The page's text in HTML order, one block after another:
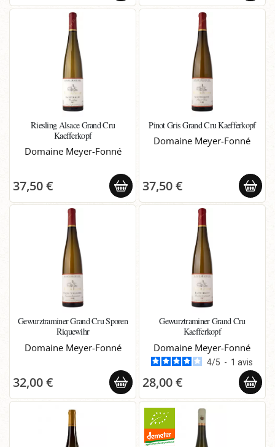
Riesling Alsace Grand Cru
Kaefferkopf
Domaine Meyer-Fonné
37,50 €
Pinot Gris Grand Cru Kaefferkopf
Domaine Meyer-Fonné
37,50 €
Gewurztraminer Grand Cru Sporen
Riquewihr
Domaine Meyer-Fonné
32,00 €
Gewurztraminer Grand Cru
Kaefferkopf
Domaine Meyer-Fonné
4/5 - 1avis
28,00 €